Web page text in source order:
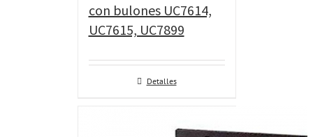
con bulones UC7614,
UC7615, UC7899
Detalles